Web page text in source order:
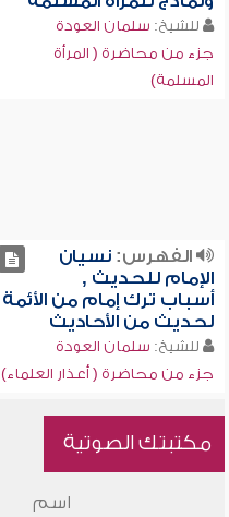
للشيخ: سلمان العودة
جزء من محاضرة ( المرأة
المسلمة)
الفهرس:نسيان
الإمام للحديث ,
أسباب ترك إمام من الأئمة
لحديث من الأحاديث
للشيخ: سلمان العودة
جزء من محاضرة ( أعذار العلماء)
مكتبتك الصوتية
اسم